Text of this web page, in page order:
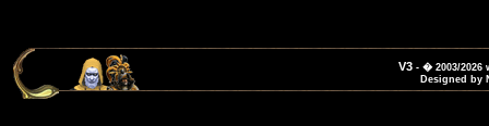
V3 - � 2003/
Designed by